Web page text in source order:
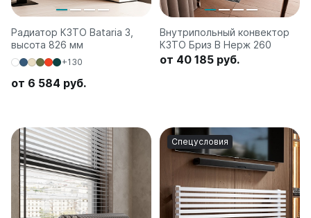
Радиатор КЗТО Bataria 3,
высота 826 мм
+130
от 6 584 руб.
Внутрипольный конвектор
КЗТО Бриз В Нерж 260
от 40 185 руб.
Спецусловия